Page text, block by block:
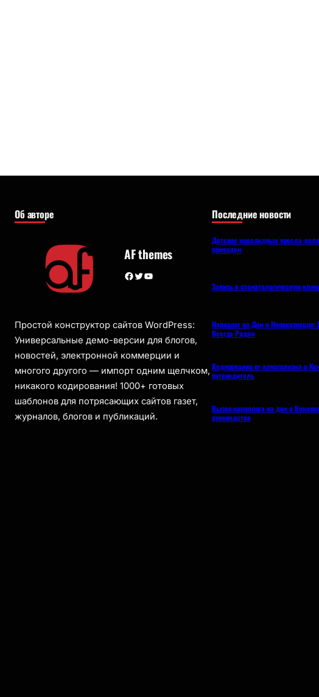
Об авторе
AF themes
Facebook Twitter YouTube
Простой конструктор сайтов WordPress:
Универсальные демо-версии для блогов,
новостей, электронной коммерции и
многого другого — импорт одним щелчком,
никакого кодирования! 1000+ готовых
шаблонов для потрясающих сайтов газет,
журналов, блогов и публикаций.
Последние новости
Детские инвалидные кресла-
приводом
Запись в стоматологическую
Нарколог на Дом в
Всегда Рядом
Кодирование от алкоголизма в
путеводитель
Вызов нарколога на дом в
руководство